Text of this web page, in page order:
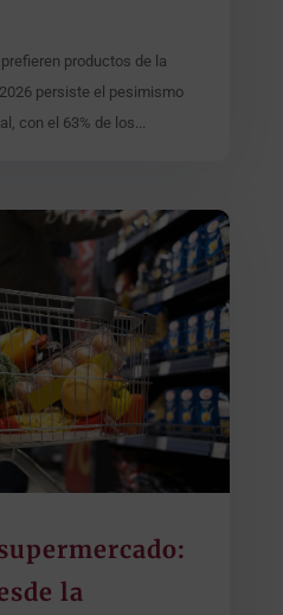
productos de la
persiste el pesimismo
con el 63% de los...
la